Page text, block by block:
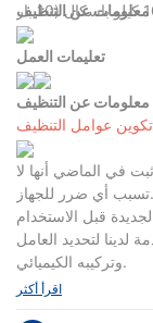
معلومات عن التنظيف
تعليمات العمل
معلومات عن التنظيف
تكوين عوامل التنظيف
في الماضي أنها لا
تسبب أي ضرر للجهاز.
لتحديد العامل
وتركيبه الكيميائي.
اقرأ أكثر